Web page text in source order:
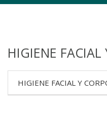
HIGIENE FACIAL
HIGIENE FACIAL Y